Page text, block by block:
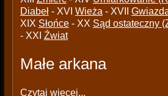
Diabeł- XVI Wieża - XVII
XIX Słońce- XX Sąd ostateczny
- XXI Źwiat
Małe arkana
Czytaj więcej...